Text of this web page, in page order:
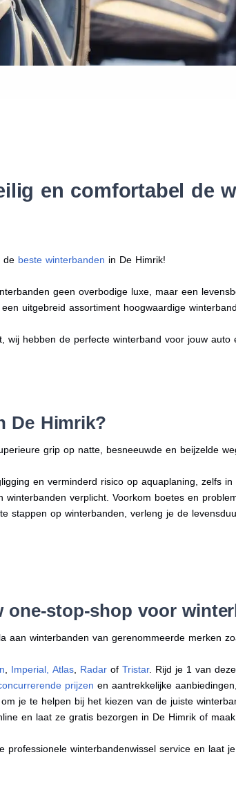
Help mij met
en comfortabel de
de beste winterbanden in De Himrik!
geen overbodige luxe, maar een
uitgebreid assortiment hoogwaardige
hebben de perfecte winterband voor jouw auto
De Himrik?
grip op natte, besneeuwde en beijzelde
en verminderd risico op aquaplaning, zelfs
winterbanden verplicht. Voorkom boetes en
stappen op winterbanden, verleng je de
stop-shop voor
aan winterbanden van gerenommeerde merken
Imperial Atlas Radar ofTristar. Rijd je 1 van
prijzen en aantrekkelijke
je te helpen bij het kiezen van de juiste
en laat ze gratis bezorgen in De Himrik of
professionele winterbandenwissel service en laat